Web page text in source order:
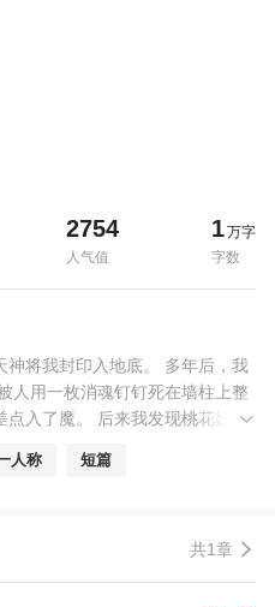
2754
人气值
1万字
字数
将我封印入地底。 多年后，我
人用一枚消魂钉钉死在墙柱上整
入了魔。 后来我发现桃花妖就
人称 短篇
共1章